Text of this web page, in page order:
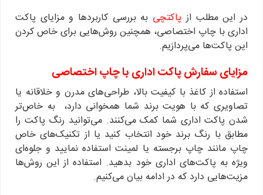
در این مطلب از پاکتچی به بررسی کاربردها و مزایای پاکت
اداری با چاپ اختصاصی، همچنین روش‌هایی برای خاص کردن
این پاکت‌ها می‌پردازیم.
مزایای سفارش پاکت اداری با چاپ اختصاصی
استفاده از کاغذ با کیفیت بالا، طراحی‌های مدرن و خلاقانه یا
تصاویری که با هویت برند شما همخوانی دارد، به خاص‌تر
شدن پاکت اداری شما کمک می‌کنند. می‌توانید رنگ پاکت را
مطابق با رنگ برند خود انتخاب کنید یا از تکنیک‌های خاص
چاپ مانند چاپ برجسته یا لمینت استفاده نمایید و جلوه‌ای
ویژه به پاکت‌های اداری خود بدهید. استفاده از این روش‌ها
مزیت‌هایی دارد که در ادامه بیان می‌کنیم.